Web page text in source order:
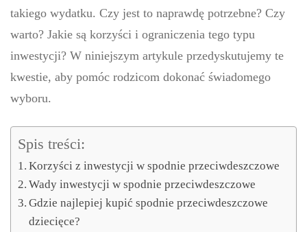
takiego wydatku. Czy jest to naprawdę potrzebne? Czy
warto? Jakie są korzyści i ograniczenia tego typu
inwestycji? W niniejszym artykule przedyskutujemy te
kwestie, aby pomóc rodzicom dokonać świadomego
wyboru.
Spis treści:
Korzyści z inwestycji w spodnie przeciwdeszczowe
Wady inwestycji w spodnie przeciwdeszczowe
Gdzie najlepiej kupić spodnie przeciwdeszczowe
dziecięce?